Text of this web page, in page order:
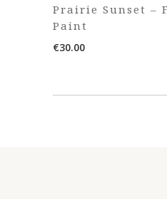
Prairie Sunset –
Paint
€30.00